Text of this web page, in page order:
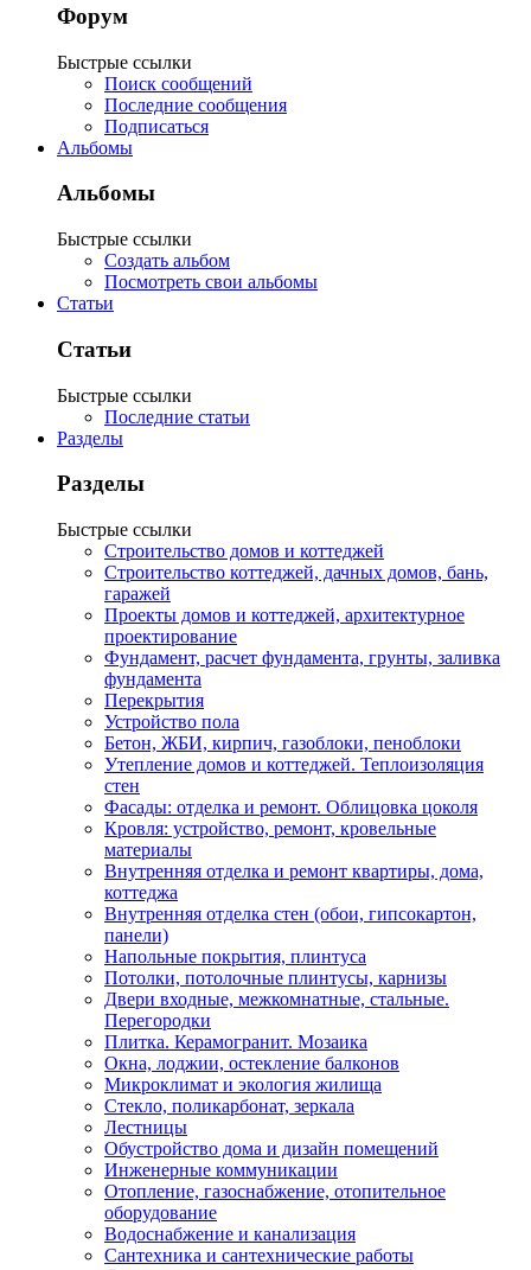
Форум
Быстрые ссылки
Поиск сообщений
Последние сообщения
Подписаться
Альбомы
Альбомы
Быстрые ссылки
Создать альбом
Посмотреть свои альбомы
Статьи
Статьи
Быстрые ссылки
Последние статьи
Разделы
Разделы
Быстрые ссылки
Строительство домов и коттеджей
Строительство коттеджей, дачных домов, бань,
гаражей
Проекты домов и коттеджей, архитектурное
проектирование
Фундамент, расчет фундамента, грунты, заливка
фундамента
Перекрытия
Устройство пола
Бетон, ЖБИ, кирпич, газоблоки, пеноблоки
Утепление домов и коттеджей. Теплоизоляция
стен
Фасады: отделка и ремонт. Облицовка цоколя
Кровля: устройство, ремонт, кровельные
материалы
Внутренняя отделка и ремонт квартиры, дома,
коттеджа
Внутренняя отделка стен (обои, гипсокартон,
панели)
Напольные покрытия, плинтуса
Потолки, потолочные плинтусы, карнизы
Двери входные, межкомнатные, стальные.
Перегородки
Плитка. Керамогранит. Мозаика
Окна, лоджии, остекление балконов
Микроклимат и экология жилища
Стекло, поликарбонат, зеркала
Лестницы
Обустройство дома и дизайн помещений
Инженерные коммуникации
Отопление, газоснабжение, отопительное
оборудование
Водоснабжение и канализация
Сантехника и сантехнические работы